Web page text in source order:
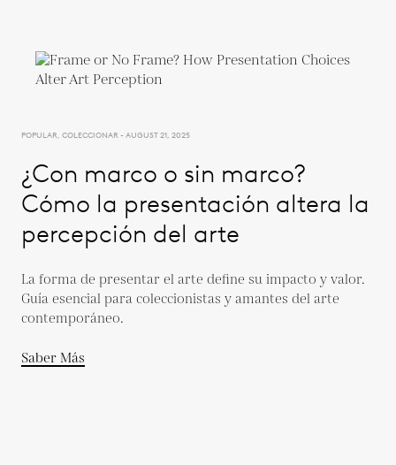
POPULAR, COLECCIONAR - AUGUST 21, 2025
¿Con marco o sin marco?
Cómo la presentación altera la
percepción del arte
La forma de presentar el arte define su impacto y valor.
Guía esencial para coleccionistas y amantes del arte
contemporáneo.
Saber Más